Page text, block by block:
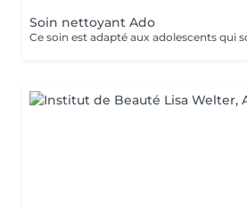
Soin nettoyant Ado